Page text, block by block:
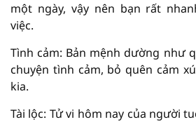
một ngày, vậy nên bạn rất
việc.
Tình cảm: Bản mệnh dường như
chuyện tình cảm, bỏ quên cảm
kia.
Tài lộc: Tử vi hôm nay của người